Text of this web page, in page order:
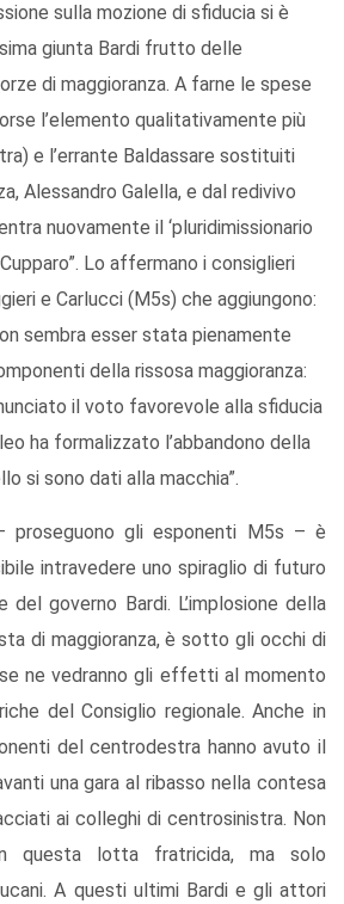
sulla mozione di sfiducia si è
giunta Bardi frutto delle
di maggioranza. A farne le spese
l’elemento qualitativamente più
e l’errante Baldassare sostituiti
Alessandro Galella, e dal redivivo
nuovamente il ‘pluridimissionario
Lo affermano i consiglieri
e Carlucci (M5s) che aggiungono:
sembra esser stata pienamente
della rissosa maggioranza:
il voto favorevole alla sfiducia
ha formalizzato l’abbandono della
si sono dati alla macchia”.
proseguono gli esponenti M5s – è
intravedere uno spiraglio di futuro
del governo Bardi. L’implosione della
di maggioranza, è sotto gli occhi di
ne vedranno gli effetti al momento
del Consiglio regionale. Anche in
del centrodestra hanno avuto il
una gara al ribasso nella contesa
ai colleghi di centrosinistra. Non
questa lotta fratricida, ma solo
A questi ultimi Bardi e gli attori